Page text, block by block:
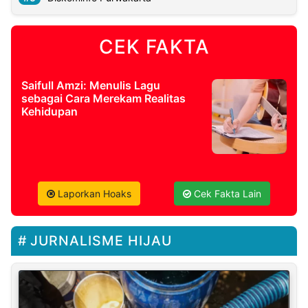
CEK FAKTA
Saifull Amzi: Menulis Lagu
sebagai Cara Merekam Realitas
Kehidupan
Laporkan Hoaks Cek Fakta Lain
JURNALISME HIJAU